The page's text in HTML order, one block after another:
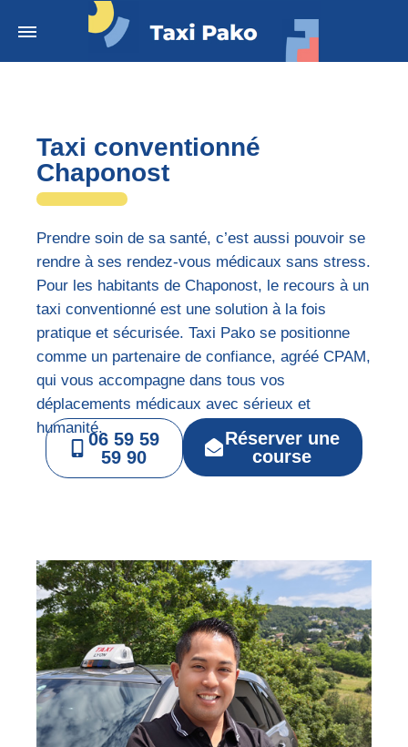
Taxi conventionné
Chaponost
Prendre soin de sa santé, c’est aussi pouvoir se
rendre à ses rendez-vous médicaux sans stress.
Pour les habitants de Chaponost, le recours à un
taxi conventionné est une solution à la fois
pratique et sécurisée. Taxi Pako se positionne
comme un partenaire de confiance, agréé CPAM,
qui vous accompagne dans tous vos
déplacements médicaux avec sérieux et
humanité.
06 59 59
59 90
Réserver une
course